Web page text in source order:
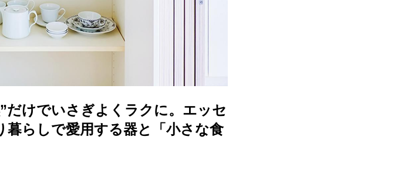
だけでいさぎよくラクに。エッセ
らしで愛用する器と「小さな食